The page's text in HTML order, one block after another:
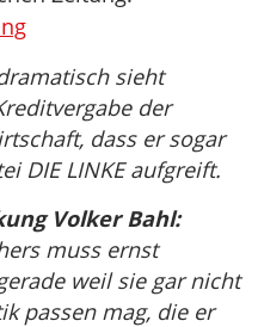
sieht
der
dass er sogar
DIE LINKE aufgreift.
Volker Bahl:
muss ernst
weil sie gar nicht
passen mag, die er